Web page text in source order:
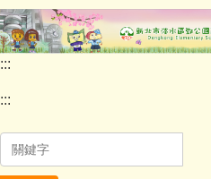
跳
到
主
內
區
:::
:::